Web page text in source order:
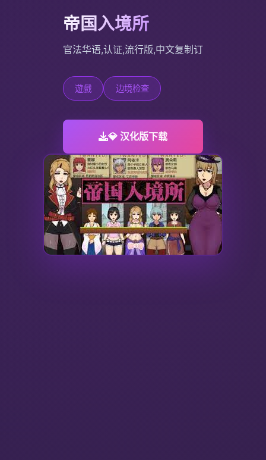
帝国入境所
官法华语,认证,流行版,中文复制订
遊戲 边境检查
💎 汉化版下载